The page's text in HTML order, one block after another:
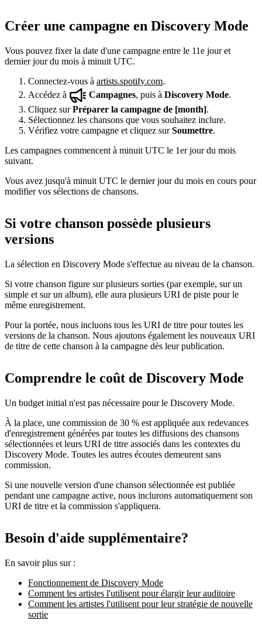
Créer une campagne en Discovery Mode
Vous pouvez fixer la date d'une campagne entre le 11e jour et
dernier jour du mois à minuit UTC.
Connectez-vous à artists.spotify.com.
Accédez à
Campagnes, puis à Discovery Mode.
Cliquez surPréparer la campagne de [month].
Sélectionnez les chansons que vous souhaitez inclure.
Vérifiez votre campagne et cliquez surSoumettre.
Les campagnes commencent à minuit UTC le 1er jour du mois
suivant.
Vous avez jusqu'à minuit UTC le dernier jour du mois en cours pour
modifier vos sélections de chansons.
Si votre chanson possède plusieurs
versions
La sélection en Discovery Mode s'effectue au niveau de la chanson.
Si votre chanson figure sur plusieurs sorties (par exemple, sur un
simple et sur un album), elle aura plusieurs URI de piste pour le
même enregistrement.
Pour la portée, nous incluons tous les URI de titre pour toutes les
versions de la chanson. Nous ajoutons également les nouveaux URI
de titre de cette chanson à la campagne dès leur publication.
Comprendre le coût de Discovery Mode
Un budget initial n'est pas nécessaire pour le Discovery Mode.
À la place, une commission de 30 % est appliquée aux redevances
d'enregistrement générées par toutes les diffusions des chansons
sélectionnées et leurs URI de titre associés dans les contextes du
Discovery Mode. Toutes les autres écoutes demeurent sans
commission.
Si une nouvelle version d'une chanson sélectionnée est publiée
pendant une campagne active, nous inclurons automatiquement son
URI de titre et la commission s'appliquera.
Besoin d'aide supplémentaire?
En savoir plus sur :
Fonctionnement de Discovery Mode
Comment les artistes l'utilisent pour élargir leur auditoire
Comment les artistes l'utilisent pour leur stratégie de nouvelle
sortie